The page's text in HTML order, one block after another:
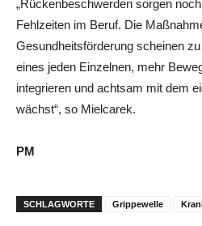
„Rückenbeschwerden sorgen
Fehlzeiten im Beruf. Die
Gesundheitsförderung scheinen
eines jeden Einzelnen, mehr
integrieren und achtsam mit dem
wächst“, so Mielcarek.
PM
SCHLAGWORTE Grippewelle